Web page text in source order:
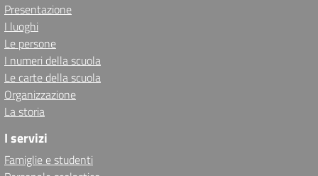
Presentazione
I luoghi
Le persone
I numeri della scuola
Le carte della scuola
Organizzazione
La storia
I servizi
Famiglie e studenti